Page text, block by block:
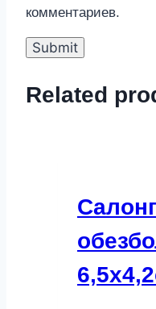
комментариев.
Related